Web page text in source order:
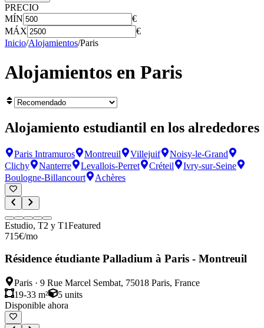
PRECIO
MÍN
€
MÁX
€
Inicio/Alojamientos/Paris
Alojamientos en Paris
Alojamiento estudiantil en los alrededores
Paris Intramuros Montreuil Villejuif
Noisy-le-Grand
Clichy
Nanterre Levallois-Perret Créteil
Ivry-sur-Seine
Boulogne-Billancourt
Achères
Estudio, T2 y T1Featured
715€/mo
Résidence étudiante Palladium à Paris - Montreuil
Paris · 9 Rue Marcel Sembat, 75018 Paris, France
19-33 m²
5 units
Disponible ahora